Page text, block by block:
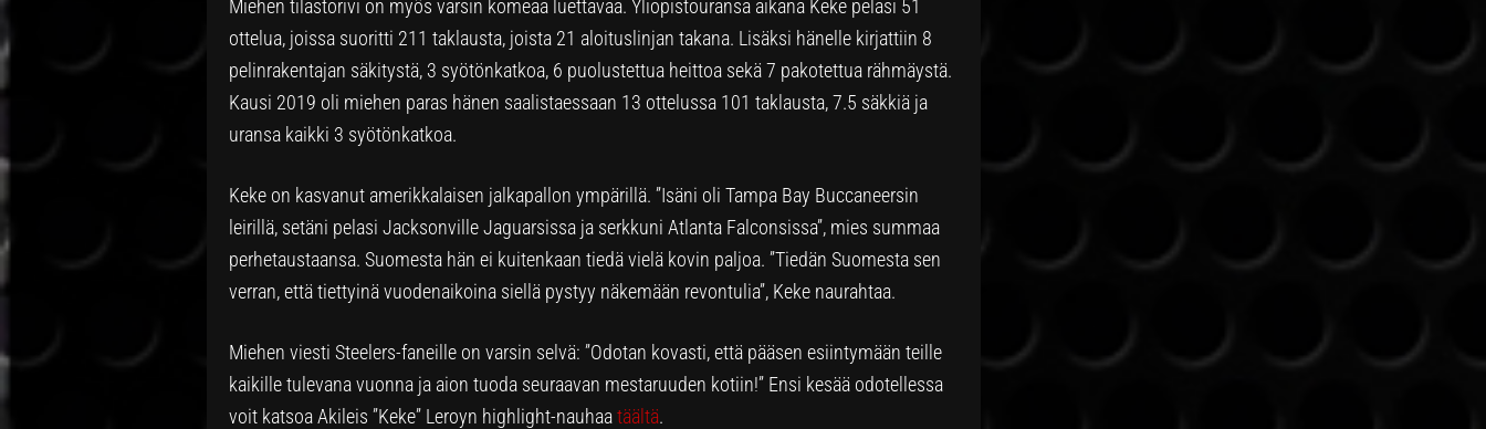
Miehen tilastorivi on myös varsin komeaa luettavaa. Yliopistouransa aikana Keke pelasi 51
ottelua, joissa suoritti 211 taklausta, joista 21 aloituslinjan takana. Lisäksi hänelle kirjattiin 8
pelinrakentajan säkitystä, 3 syötönkatkoa, 6 puolustettua heittoa sekä 7 pakotettua rähmäystä.
Kausi 2019 oli miehen paras hänen saalistaessaan 13 ottelussa 101 taklausta, 7.5 säkkiä ja
uransa kaikki 3 syötönkatkoa.
Keke on kasvanut amerikkalaisen jalkapallon ympärillä. ”Isäni oli Tampa Bay Buccaneersin
leirillä, setäni pelasi Jacksonville Jaguarsissa ja serkkuni Atlanta Falconsissa”, mies summaa
perhetaustaansa. Suomesta hän ei kuitenkaan tiedä vielä kovin paljoa. ”Tiedän Suomesta sen
verran, että tiettyinä vuodenaikoina siellä pystyy näkemään revontulia”, Keke naurahtaa.
Miehen viesti Steelers-faneille on varsin selvä: ”Odotan kovasti, että pääsen esiintymään teille
kaikille tulevana vuonna ja aion tuoda seuraavan mestaruuden kotiin!” Ensi kesää odotellessa
voit katsoa Akileis ”Keke” Leroyn highlight-nauhaatäältä.